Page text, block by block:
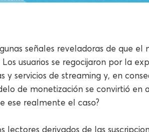
señales reveladoras de que el
usuarios se regocijaron por la
servicios de streaming y, en
de monetización se convirtió en
ese realmente el caso?
lectores derivados de las